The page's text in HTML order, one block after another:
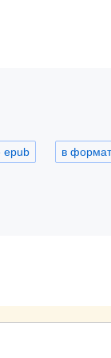
epub в